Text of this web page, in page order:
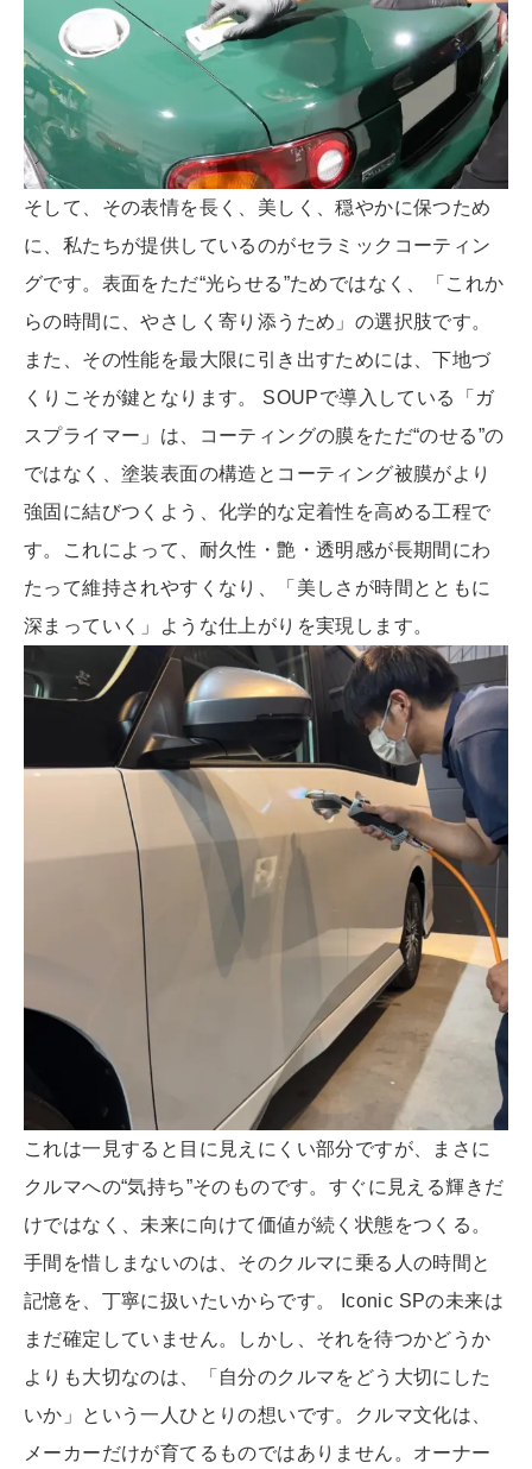
そして、その表情を長く、美しく、穏やかに保つため
に、私たちが提供しているのがセラミックコーティン
グです。表面をただ“光らせる”ためではなく、「これか
らの時間に、やさしく寄り添うため」の選択肢です。
また、その性能を最大限に引き出すためには、下地づ
くりこそが鍵となります。 SOUPで導入している「ガ
スプライマー」は、コーティングの膜をただ“のせる”の
ではなく、塗装表面の構造とコーティング被膜がより
強固に結びつくよう、化学的な定着性を高める工程で
す。これによって、耐久性・艶・透明感が長期間にわ
たって維持されやすくなり、「美しさが時間とともに
深まっていく」ような仕上がりを実現します。
これは一見すると目に見えにくい部分ですが、まさに
クルマへの“気持ち”そのものです。すぐに見える輝きだ
けではなく、未来に向けて価値が続く状態をつくる。
手間を惜しまないのは、そのクルマに乗る人の時間と
記憶を、丁寧に扱いたいからです。 Iconic SPの未来は
まだ確定していません。しかし、それを待つかどうか
よりも大切なのは、「自分のクルマをどう大切にした
いか」という一人ひとりの想いです。クルマ文化は、
メーカーだけが育てるものではありません。オーナー